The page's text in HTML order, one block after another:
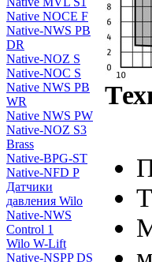
Native NOCE F
Native-NWS PB
DR
Native-NOZ S
Native-NOC S
Native NWS PB
WR
Native NWS PW
Native-NOZ S3
Brass
Native-BPG-ST
Native-NFD P
Датчики
давления Wilo
Native-NWS
Control 1
Wilo W-Lift
Native-NSPP DS